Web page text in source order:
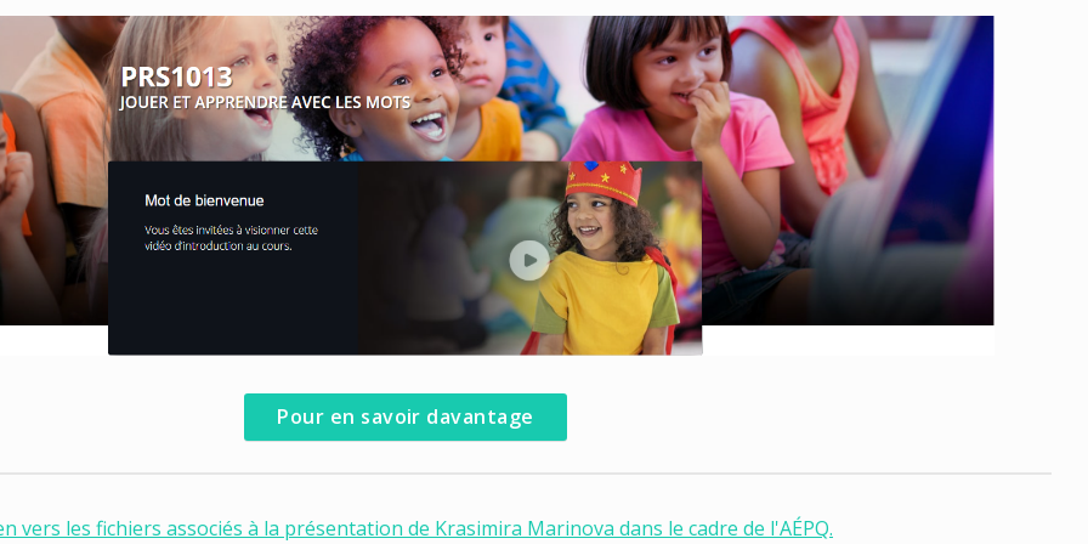
Pour en savoir davantage
vers les fichiers associés à la présentation de Krasimira Marinova dans le cadre de l'AÉPQ.